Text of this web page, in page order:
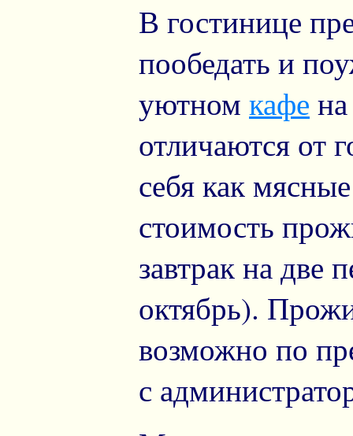
В гостинице
пообедать и
уютном кафе
отличаются от
себя как
стоимость
завтрак на две
октябрь).
возможно по
с